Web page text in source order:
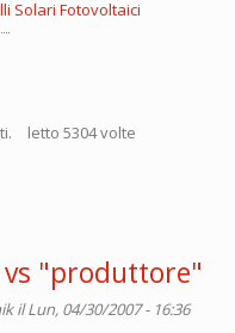
letto 5304 volte
"produttore"
il Lun, 04/30/2007 - 16:36